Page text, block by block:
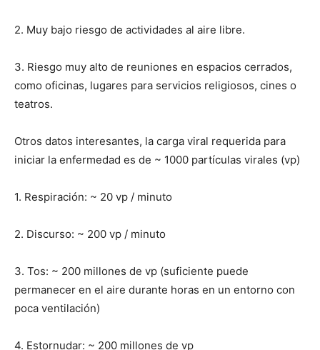
2. Muy bajo riesgo de actividades al aire libre.
3. Riesgo muy alto de reuniones en espacios cerrados,
como oficinas, lugares para servicios religiosos, cines o
teatros.
Otros datos interesantes, la carga viral requerida para
iniciar la enfermedad es de ~ 1000 partículas virales (vp)
1. Respiración: ~ 20 vp / minuto
2. Discurso: ~ 200 vp / minuto
3. Tos: ~ 200 millones de vp (suficiente puede
permanecer en el aire durante horas en un entorno con
poca ventilación)
4. Estornudar: ~ 200 millones de vp